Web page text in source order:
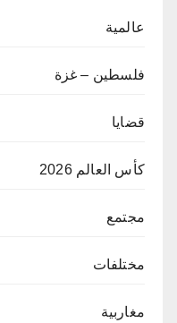
عالمية
فلسطين – غزة
قضايا
كأس العالم 2026
مجتمع
مختلفات
مغاربية